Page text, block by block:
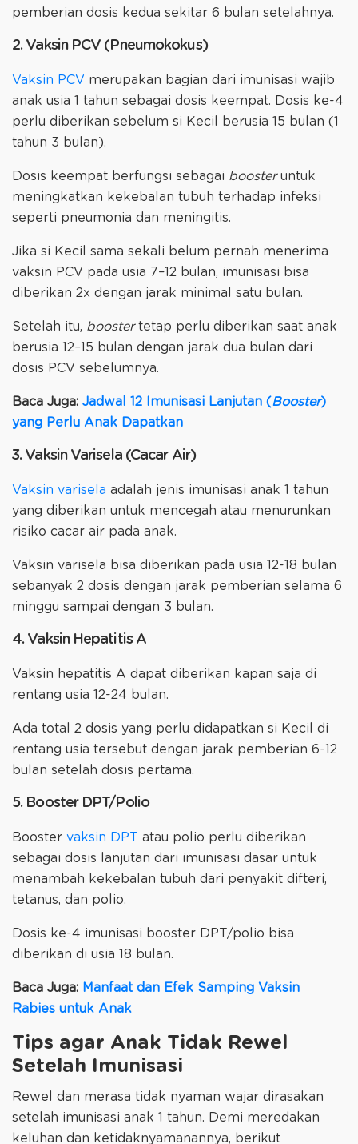
pemberian dosis kedua sekitar 6 bulan setelahnya.
2. Vaksin PCV (Pneumokokus)
Vaksin PCV merupakan bagian dari imunisasi wajib
anak usia 1 tahun sebagai dosis keempat. Dosis ke-4
perlu diberikan sebelum si Kecil berusia 15 bulan (1
tahun 3 bulan).
Dosis keempat berfungsi sebagai boosteruntuk
meningkatkan kekebalan tubuh terhadap infeksi
seperti pneumonia dan meningitis.
Jika si Kecil sama sekali belum pernah menerima
vaksin PCV pada usia 7–12 bulan, imunisasi bisa
diberikan 2x dengan jarak minimal satu bulan.
Setelah itu, boostertetap perlu diberikan saat anak
berusia 12–15 bulan dengan jarak dua bulan dari
dosis PCV sebelumnya.
Baca Juga: Jadwal 12 Imunisasi Lanjutan (Booster)
yang Perlu Anak Dapatkan
3. Vaksin Varisela (Cacar Air)
Vaksin varisela adalah jenis imunisasi anak 1 tahun
yang diberikan untuk mencegah atau menurunkan
risiko cacar air pada anak.
Vaksin varisela bisa diberikan pada usia 12-18 bulan
sebanyak 2 dosis dengan jarak pemberian selama 6
minggu sampai dengan 3 bulan.
4. Vaksin Hepatitis A
Vaksin hepatitis A dapat diberikan kapan saja di
rentang usia 12-24 bulan.
Ada total 2 dosis yang perlu didapatkan si Kecil di
rentang usia tersebut dengan jarak pemberian 6-12
bulan setelah dosis pertama.
5. Booster DPT/Polio
Booster vaksin DPT atau polio perlu diberikan
sebagai dosis lanjutan dari imunisasi dasar untuk
menambah kekebalan tubuh dari penyakit difteri,
tetanus, dan polio.
Dosis ke-4 imunisasi booster DPT/polio bisa
diberikan di usia 18 bulan.
Baca Juga: Manfaat dan Efek Samping Vaksin
Rabies untuk Anak
Tips agar Anak Tidak Rewel
Setelah Imunisasi
Rewel dan merasa tidak nyaman wajar dirasakan
setelah imunisasi anak 1 tahun. Demi meredakan
keluhan dan ketidaknyamanannya, berikut